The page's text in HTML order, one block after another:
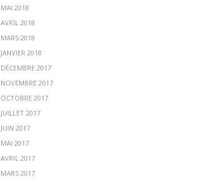
MAI 2018
AVRIL 2018
MARS 2018
JANVIER 2018
DÉCEMBRE 2017
NOVEMBRE 2017
OCTOBRE 2017
JUILLET 2017
JUIN 2017
MAI 2017
AVRIL 2017
MARS 2017